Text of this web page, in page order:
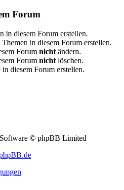
Forum
in diesem Forum erstellen.
in diesem Forum erstellen.
Forum nicht ändern.
Forum nicht löschen.
in diesem Forum erstellen.
© phpBB Limited